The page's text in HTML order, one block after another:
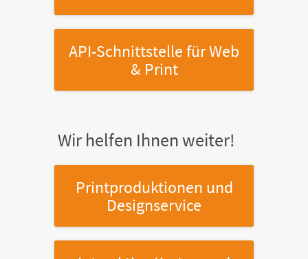
API-Schnittstellefür Web
& Print
Wir helfen Ihnen weiter!
Printproduktionen und
Designservice